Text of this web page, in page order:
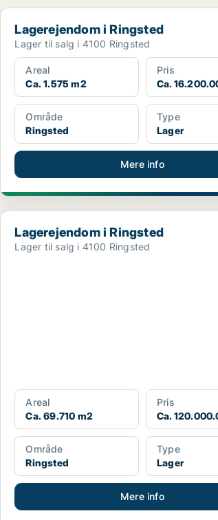
Lagerejendom i Ringsted
Lagerejendom i Ringsted
Lager til salg i 4100 Ringsted
Areal
Ca. 1.575 m2
Pris
Ca.
Område
Ringsted
Type
Lager
Mere info
Lagerejendom i Ringsted
Lagerejendom i Ringsted
Lager til salg i 4100 Ringsted
Areal
Ca. 69.710 m2
Pris
Ca.
Område
Ringsted
Type
Lager
Mere info